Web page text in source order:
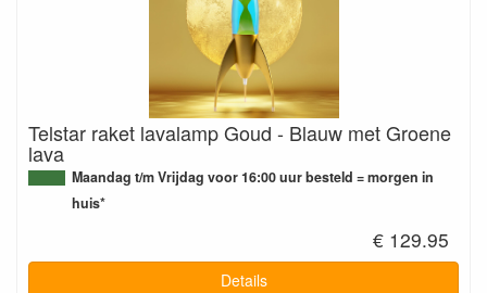
Telstar raket lavalamp Goud - Blauw met Groene
lava
Maandag t/m Vrijdag voor 16:00 uur besteld = morgen in
huis*
€ 129.95
Details